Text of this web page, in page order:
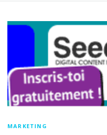
MARKETING